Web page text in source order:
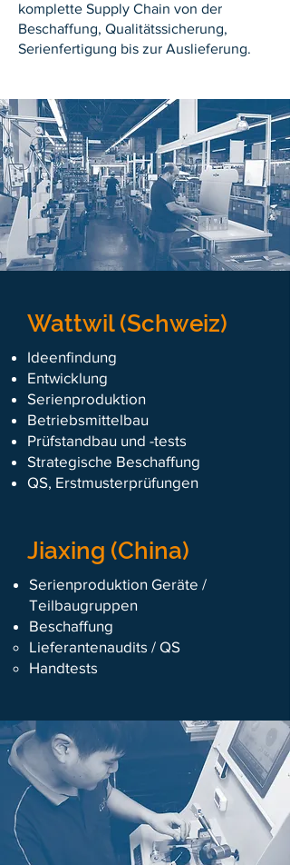
komplette Supply Chain von der
Beschaffung, Qualitätssicherung,
Serienfertigung bis zur Auslieferung.
Wattwil (Schweiz)
Ideenfindung
Entwicklung
Serienproduktion
Betriebsmittelbau
Prüfstandbau und -tests
Strategische Beschaffung
QS, Erstmusterprüfungen
Jiaxing (China)
Serienproduktion Geräte /
Teilbaugruppen
Beschaffung
Lieferantenaudits / QS
Handtests